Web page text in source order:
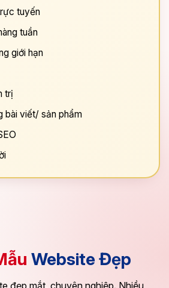
tuyến
tuần
giới hạn
trị
bài viết/ sản phẩm
Website Đẹp